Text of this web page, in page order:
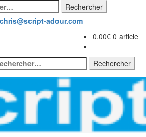
chris@script-adour.com
0.00€ 0 article